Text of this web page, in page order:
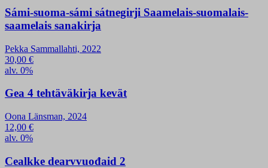
Sámi-suoma-sámi sátnegirji Saamelais-suomalais-
saamelais sanakirja
Pekka Sammallahti, 2022
30,00 €
alv. 0%
Gea 4 tehtäväkirja kevät
Oona Länsman, 2024
12,00 €
alv. 0%
Cealkke dearvvuođaid 2